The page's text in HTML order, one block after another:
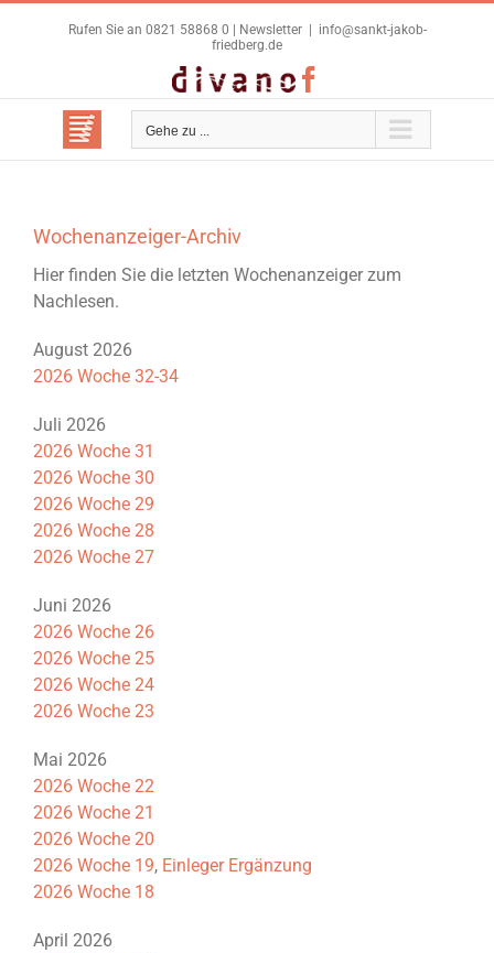
Rufen Sie an 0821 58868 0 | Newsletter
info@sankt-jakob-
friedberg.de
Benutzerdefiniert
Gehe zu ...
Wochenanzeiger-Archiv
Hier finden Sie die letzten Wochenanzeiger zum
Nachlesen.
August 2026
2026 Woche 32-34
Juli 2026
2026 Woche 31
2026 Woche 30
2026 Woche 29
2026 Woche 28
2026 Woche 27
Juni 2026
2026 Woche 26
2026 Woche 25
2026 Woche 24
2026 Woche 23
Mai 2026
2026 Woche 22
2026 Woche 21
2026 Woche 20
2026 Woche 19, Einleger Ergänzung
2026 Woche 18
April 2026